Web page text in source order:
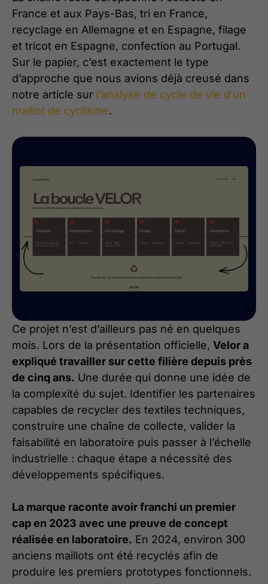
France et aux Pays-Bas, tri en France,
recyclage en Allemagne et en Espagne, filage
et tricot en Espagne, confection au Portugal.
Sur le papier, c’est exactement le type
d’approche que nous avions déjà creusé dans
notre article sur l’analyse de cycle de vie d’un
maillot de cyclisme.
Ce projet n’est d’ailleurs pas né en quelques
mois. Lors de la présentation officielle, Velor a
expliqué travailler sur cette filière depuis près
de cinq ans. Une durée qui donne une idée de
la complexité du sujet. Identifier les partenaires
capables de recycler des textiles techniques,
construire une chaîne de collecte, valider la
faisabilité en laboratoire puis passer à l’échelle
industrielle : chaque étape a nécessité des
développements spécifiques.
La marque raconte avoir franchi un premier
cap en 2023 avec une preuve de concept
réalisée en laboratoire. En 2024, environ 300
anciens maillots ont été recyclés afin de
produire les premiers prototypes fonctionnels.